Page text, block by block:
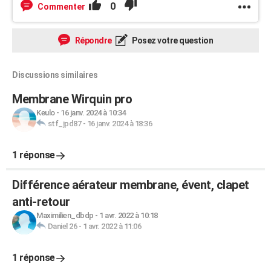
Commenter 0
Répondre Posez votre question
Discussions similaires
Membrane Wirquin pro
Keulo- 16 janv. 2024 à 10:34
stf_jpd87- 16 janv. 2024 à 18:36
1 réponse
Différence aérateur membrane, évent, clapet
anti-retour
Maximilien_dbdp - 1 avr. 2022 à 10:18
Daniel 26- 1 avr. 2022 à 11:06
1 réponse